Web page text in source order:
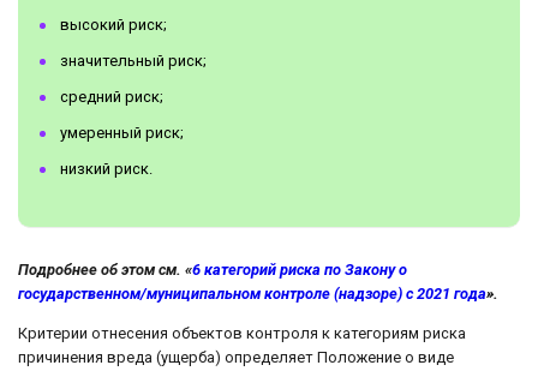
высокий риск;
значительный риск;
средний риск;
умеренный риск;
низкий риск.
Подробнее об этом см. «6 категорий риска по Закону о
государственном/муниципальном контроле (надзоре) с 2021 года».
Критерии отнесения объектов контроля к категориям риска
причинения вреда (ущерба) определяет Положение о виде